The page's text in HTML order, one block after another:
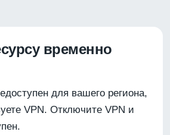
временно
для вашего региона,
VPN. Отключите VPN и